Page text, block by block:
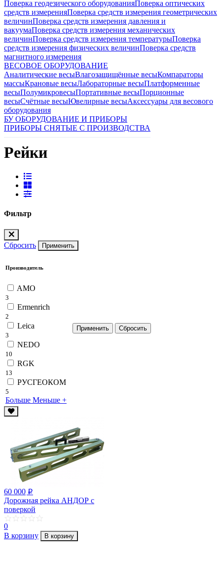
Поверка геодезического оборудованияПоверка оптических
средств измеренияПоверка средств измерения геометрических
величинПоверка средств измерения давления и
вакуумаПоверка средств измерения механических
величинПоверка средств измерения температурыПоверка
средств измерения физических величинПоверка средств
магнитного измерения
ВЕСОВОЕ ОБОРУДОВАНИЕ
Аналитические весыВлагозащищённые весыКомпараторы
массыКрановые весыЛабораторные весыПлатформенные
весыПолумикровесыПортативные весыПорционные
весыСчётные весыЮвелирные весыАксессуары для весового
оборудования
БУ ОБОРУДОВАНИЕ И ПРИБОРЫ
ПРИБОРЫ СНЯТЫЕ С ПРОИЗВОДСТВА
Рейки
Фильтр
Сбросить Применить
Производитель
AMO
3
Ermenrich
2
Leica
3
NEDO
10
RGK
13
РУСГЕОКОМ
5
Больше Меньше +
60 000 p
Дорожная рейка АНДОР с
поверкой
0
В корзину
В корзину